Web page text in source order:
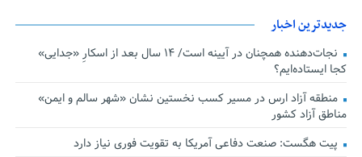
جدیدترین اخبار
نجات‌دهنده‌ همچنان در آیینه است/ ۱۴ سال بعد از اسکارِ «جدایی»
کجا ایستاده‌ایم؟
منطقه آزاد ارس در مسیر کسب نخستین نشان «شهر سالم و ایمن»
مناطق آزاد کشور
پیت هگست: صنعت دفاعی آمریکا به تقویت فوری نیاز دارد